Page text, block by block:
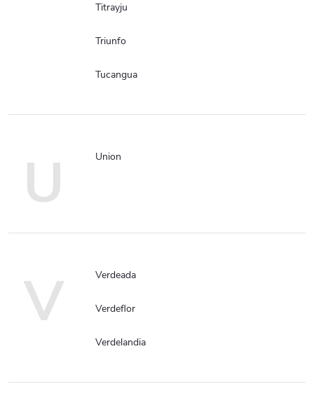
Titrayju
Triunfo
Tucangua
U Union
V Verdeada
Verdeflor
Verdelandia